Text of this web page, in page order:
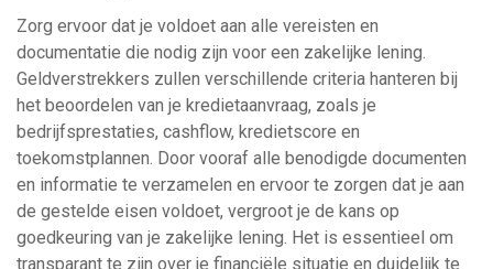
Zorg ervoor dat je voldoet aan alle vereisten en
documentatie die nodig zijn voor een zakelijke lening.
Geldverstrekkers zullen verschillende criteria hanteren bij
het beoordelen van je kredietaanvraag, zoals je
bedrijfsprestaties, cashflow, kredietscore en
toekomstplannen. Door vooraf alle benodigde documenten
en informatie te verzamelen en ervoor te zorgen dat je aan
de gestelde eisen voldoet, vergroot je de kans op
goedkeuring van je zakelijke lening. Het is essentieel om
transparant te zijn over je financiële situatie en duidelijk te